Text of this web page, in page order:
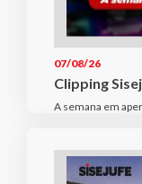
07/08/26
Clipping
A semana em